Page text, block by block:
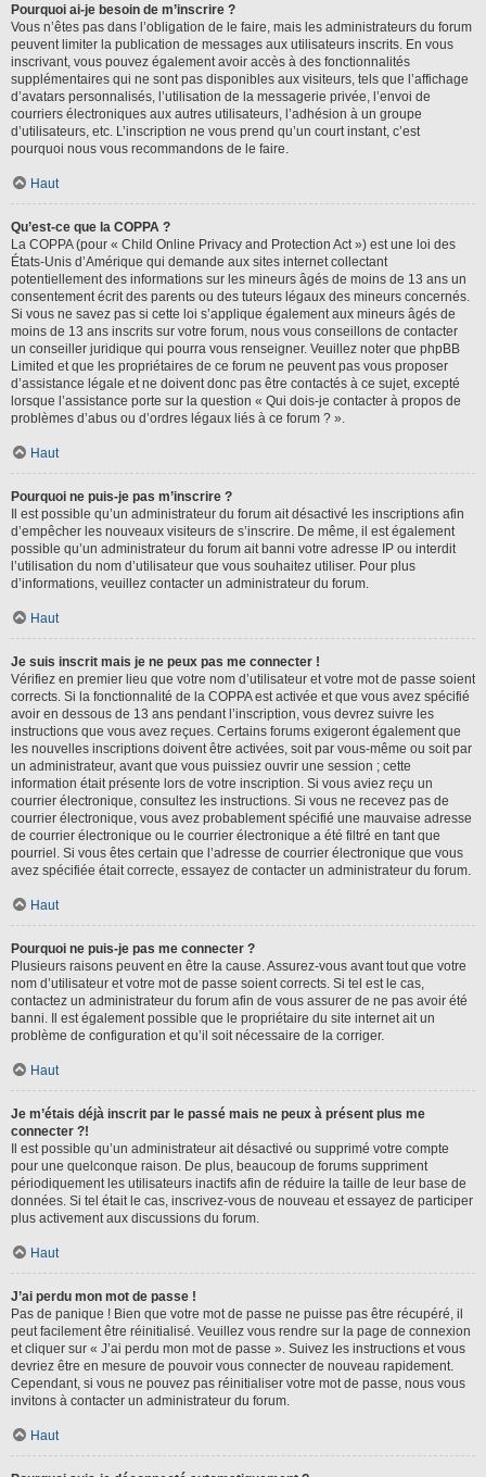
Pourquoi ai-je besoin de m’inscrire ?
Vous n’êtes pas dans l’obligation de le faire, mais les administrateurs du forum
peuvent limiter la publication de messages aux utilisateurs inscrits. En vous
inscrivant, vous pouvez également avoir accès à des fonctionnalités
supplémentaires qui ne sont pas disponibles aux visiteurs, tels que l’affichage
d’avatars personnalisés, l’utilisation de la messagerie privée, l’envoi de
courriers électroniques aux autres utilisateurs, l’adhésion à un groupe
d’utilisateurs, etc. L’inscription ne vous prend qu’un court instant, c’est
pourquoi nous vous recommandons de le faire.
Haut
Qu’est-ce que la COPPA ?
La COPPA (pour « Child Online Privacy and Protection Act ») est une loi des
États-Unis d’Amérique qui demande aux sites internet collectant
potentiellement des informations sur les mineurs âgés de moins de 13 ans un
consentement écrit des parents ou des tuteurs légaux des mineurs concernés.
Si vous ne savez pas si cette loi s’applique également aux mineurs âgés de
moins de 13 ans inscrits sur votre forum, nous vous conseillons de contacter
un conseiller juridique qui pourra vous renseigner. Veuillez noter que phpBB
Limited et que les propriétaires de ce forum ne peuvent pas vous proposer
d’assistance légale et ne doivent donc pas être contactés à ce sujet, excepté
lorsque l’assistance porte sur la question « Qui dois-je contacter à propos de
problèmes d’abus ou d’ordres légaux liés à ce forum ? ».
Haut
Pourquoi ne puis-je pas m’inscrire ?
Il est possible qu’un administrateur du forum ait désactivé les inscriptions afin
d’empêcher les nouveaux visiteurs de s’inscrire. De même, il est également
possible qu’un administrateur du forum ait banni votre adresse IP ou interdit
l’utilisation du nom d’utilisateur que vous souhaitez utiliser. Pour plus
d’informations, veuillez contacter un administrateur du forum.
Haut
Je suis inscrit mais je ne peux pas me connecter !
Vérifiez en premier lieu que votre nom d’utilisateur et votre mot de passe soient
corrects. Si la fonctionnalité de la COPPA est activée et que vous avez spécifié
avoir en dessous de 13 ans pendant l’inscription, vous devrez suivre les
instructions que vous avez reçues. Certains forums exigeront également que
les nouvelles inscriptions doivent être activées, soit par vous-même ou soit par
un administrateur, avant que vous puissiez ouvrir une session ; cette
information était présente lors de votre inscription. Si vous aviez reçu un
courrier électronique, consultez les instructions. Si vous ne recevez pas de
courrier électronique, vous avez probablement spécifié une mauvaise adresse
de courrier électronique ou le courrier électronique a été filtré en tant que
pourriel. Si vous êtes certain que l’adresse de courrier électronique que vous
avez spécifiée était correcte, essayez de contacter un administrateur du forum.
Haut
Pourquoi ne puis-je pas me connecter ?
Plusieurs raisons peuvent en être la cause. Assurez-vous avant tout que votre
nom d’utilisateur et votre mot de passe soient corrects. Si tel est le cas,
contactez un administrateur du forum afin de vous assurer de ne pas avoir été
banni. Il est également possible que le propriétaire du site internet ait un
problème de configuration et qu’il soit nécessaire de la corriger.
Haut
Je m’étais déjà inscrit par le passé mais ne peux à présent plus me
connecter ?!
Il est possible qu’un administrateur ait désactivé ou supprimé votre compte
pour une quelconque raison. De plus, beaucoup de forums suppriment
périodiquement les utilisateurs inactifs afin de réduire la taille de leur base de
données. Si tel était le cas, inscrivez-vous de nouveau et essayez de participer
plus activement aux discussions du forum.
Haut
J’ai perdu mon mot de passe !
Pas de panique ! Bien que votre mot de passe ne puisse pas être récupéré, il
peut facilement être réinitialisé. Veuillez vous rendre sur la page de connexion
et cliquer sur « J’ai perdu mon mot de passe ». Suivez les instructions et vous
devriez être en mesure de pouvoir vous connecter de nouveau rapidement.
Cependant, si vous ne pouvez pas réinitialiser votre mot de passe, nous vous
invitons à contacter un administrateur du forum.
Haut